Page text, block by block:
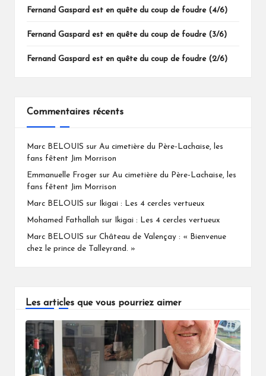
Fernand Gaspard est en quête du coup de foudre (4/6)
Fernand Gaspard est en quête du coup de foudre (3/6)
Fernand Gaspard est en quête du coup de foudre (2/6)
Commentaires récents
Marc BELOUIS sur Au cimetière du Père-Lachaise, les
fans fêtent Jim Morrison
Emmanuelle Froger sur Au cimetière du Père-Lachaise, les
fans fêtent Jim Morrison
Marc BELOUIS sur Ikigai : Les 4 cercles vertueux
Mohamed Fathallah sur Ikigai : Les 4 cercles vertueux
Marc BELOUIS sur Château de Valençay : « Bienvenue
chez le prince de Talleyrand. »
Les articles que vous pourriez aimer